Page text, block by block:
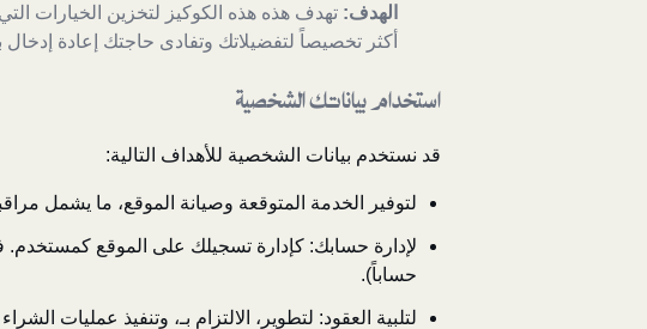
الهدف: تهدف هذه هذه الكوكيز لتخزين الخيارات
أكثر تخصيصاً لتفضيلاتك وتفادى حاجتك إعادة
استخدام بياناتك الشخصية
قد نستخدم بيانات الشخصية للأهداف التالية:
لتوفير الخدمة المتوقعة وصيانة الموقع، ما يشمل
لإدارة حسابك: كإدارة تسجيلك على الموقع
حساباً).
لتلبية العقود: لتطوير، الالتزام بـ، وتنفيذ عمليات